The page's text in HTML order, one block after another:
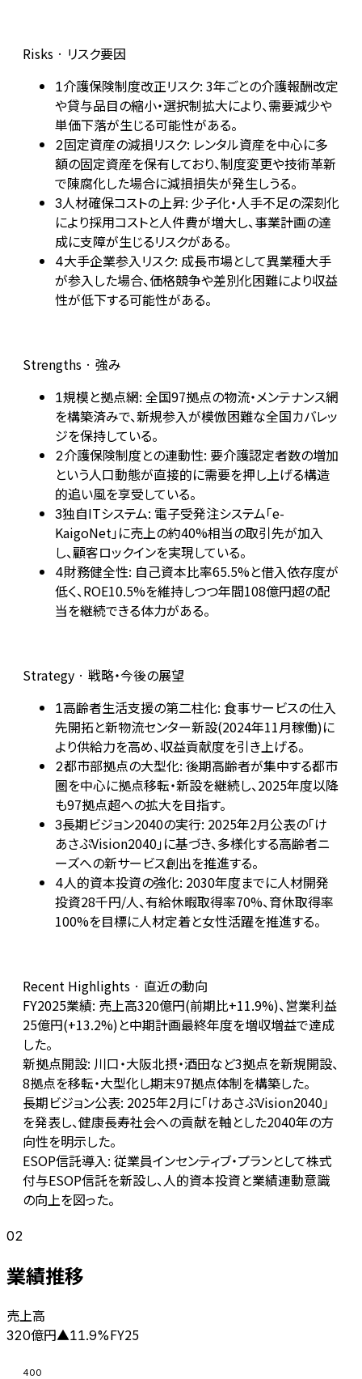
Risks · リスク要因
1介護保険制度改正リスク: 3年ごとの介護報酬改定
や貸与品目の縮小・選択制拡大により、需要減少や
単価下落が生じる可能性がある。
2固定資産の減損リスク: レンタル資産を中心に多
額の固定資産を保有しており、制度変更や技術革新
で陳腐化した場合に減損損失が発生しうる。
3人材確保コストの上昇: 少子化・人手不足の深刻化
により採用コストと人件費が増大し、事業計画の達
成に支障が生じるリスクがある。
4大手企業参入リスク: 成長市場として異業種大手
が参入した場合、価格競争や差別化困難により収益
性が低下する可能性がある。
Strengths · 強み
1規模と拠点網: 全国97拠点の物流・メンテナンス網
を構築済みで、新規参入が模倣困難な全国カバレッ
ジを保持している。
2介護保険制度との連動性: 要介護認定者数の増加
という人口動態が直接的に需要を押し上げる構造
的追い風を享受している。
3独自ITシステム: 電子受発注システム「e-
KaigoNet」に売上の約40%相当の取引先が加入
し、顧客ロックインを実現している。
4財務健全性: 自己資本比率65.5%と借入依存度が
低く、ROE10.5%を維持しつつ年間108億円超の配
当を継続できる体力がある。
Strategy · 戦略・今後の展望
1高齢者生活支援の第二柱化: 食事サービスの仕入
先開拓と新物流センター新設(2024年11月稼働)に
より供給力を高め、収益貢献度を引き上げる。
2都市部拠点の大型化: 後期高齢者が集中する都市
圏を中心に拠点移転・新設を継続し、2025年度以降
も97拠点超への拡大を目指す。
3長期ビジョン2040の実行: 2025年2月公表の「け
あさぷVision2040」に基づき、多様化する高齢者ニ
ーズへの新サービス創出を推進する。
4人的資本投資の強化: 2030年度までに人材開発
投資28千円/人、有給休暇取得率70%、育休取得率
100%を目標に人材定着と女性活躍を推進する。
Recent Highlights · 直近の動向
FY2025業績: 売上高320億円(前期比+11.9%)、営業利益
25億円(+13.2%)と中期計画最終年度を増収増益で達成
した。
新拠点開設: 川口・大阪北摂・酒田など3拠点を新規開設、
8拠点を移転・大型化し期末97拠点体制を構築した。
長期ビジョン公表: 2025年2月に「けあさぷVision2040」
を発表し、健康長寿社会への貢献を軸とした2040年の方
向性を明示した。
ESOP信託導入: 従業員インセンティブ・プランとして株式
付与ESOP信託を新設し、人的資本投資と業績連動意識
の向上を図った。
02
業績推移
売上高
320億円▲11.9%FY25
400